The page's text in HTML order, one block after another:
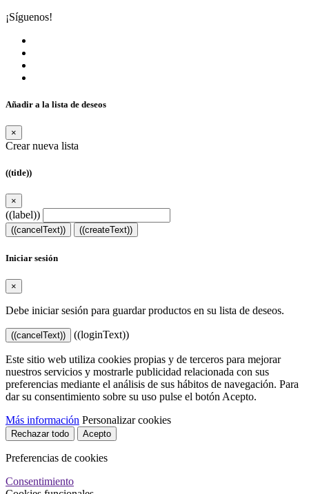
¡Síguenos!
Añadir a la lista de deseos
×
Crear nueva lista
((title))
×
((label))
((cancelText)) ((createText))
Iniciar sesión
×
Debe iniciar sesión para guardar productos en su lista de deseos.
((cancelText)) ((loginText))
Este sitio web utiliza cookies propias y de terceros para mejorar
nuestros servicios y mostrarle publicidad relacionada con sus
preferencias mediante el análisis de sus hábitos de navegación. Para
dar su consentimiento sobre su uso pulse el botón Acepto.
Más información Personalizar cookies
Rechazar todo Acepto
Preferencias de cookies
Consentimiento